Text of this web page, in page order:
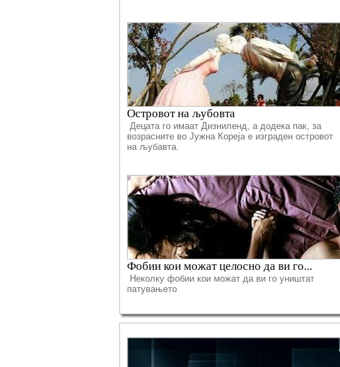
Островот на љубовта
Децата го имаат Дизниленд, а додека пак, за
возрасните во Јужна Кореја е изграден островот
на љубавта.
Фобии кои можат целосно да ви го...
Неколку фобии кои можат да ви го уништат
патувањето